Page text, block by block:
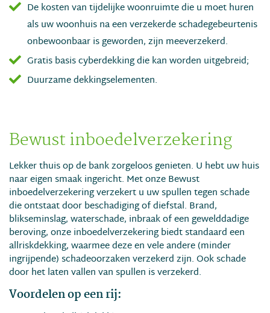
De kosten van tijdelijke woonruimte die u moet huren
als uw woonhuis na een verzekerde schadegebeurtenis
onbewoonbaar is geworden, zijn meeverzekerd.
Gratis basis cyberdekking die kan worden uitgebreid;
Duurzame dekkingselementen.
Bewust inboedelverzekering
Lekker thuis op de bank zorgeloos genieten. U hebt uw huis
naar eigen smaak ingericht. Met onze Bewust
inboedelverzekering verzekert u uw spullen tegen schade
die ontstaat door beschadiging of diefstal. Brand,
blikseminslag, waterschade, inbraak of een gewelddadige
beroving, onze inboedelverzekering biedt standaard een
allriskdekking, waarmee deze en vele andere (minder
ingrijpende) schadeoorzaken verzekerd zijn. Ook schade
door het laten vallen van spullen is verzekerd.
Voordelen op een rij: